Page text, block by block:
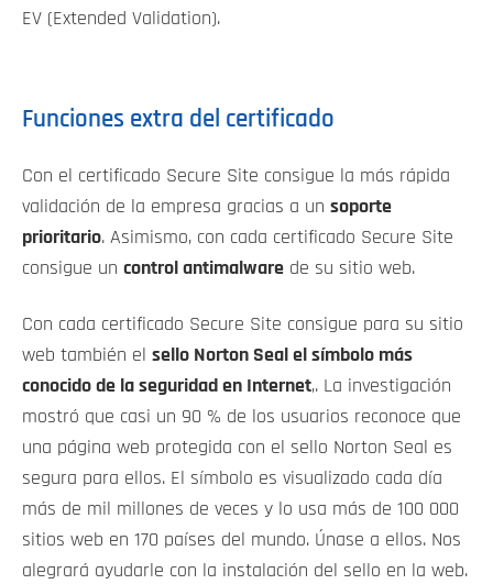
EV (Extended Validation).
Funciones extra del certificado
Con el certificado Secure Site consigue la más rápida
validación de la empresa gracias a un soporte
prioritario. Asimismo, con cada certificado Secure Site
consigue un control antimalware de su sitio web.
Con cada certificado Secure Site consigue para su sitio
web también el sello Norton Seal el símbolo más
conocido de la seguridad en Internet,. La investigación
mostró que casi un 90 % de los usuarios reconoce que
una página web protegida con el sello Norton Seal es
segura para ellos. El símbolo es visualizado cada día
más de mil millones de veces y lo usa más de 100 000
sitios web en 170 países del mundo. Únase a ellos. Nos
alegrará ayudarle con la instalación del sello en la web.